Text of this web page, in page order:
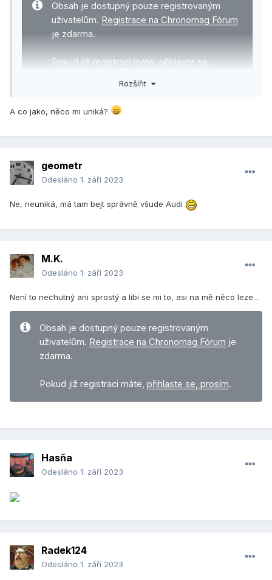
Obsah je dostupný pouze registrovaným
uživatelům. Registrace na Chronomag Fórum
je zdarma.
Pokud již registraci máte, přihlaste se,
Rozšířit
A co jako, něco mi uniká?
geometr
Odesláno 1. září 2023
Ne, neuniká, má tam bejt správně všude Audi
M.K.
Odesláno 1. září 2023
Není to nechutný ani sprostý a líbí se mi to, asi na mě něco leze...
Obsah je dostupný pouze registrovaným
uživatelům. Registrace na Chronomag Fórum je
zdarma.
Pokud již registraci máte, přihlaste se, prosím.
Hasňa
Odesláno 1. září 2023
Radek124
Odesláno 1. září 2023